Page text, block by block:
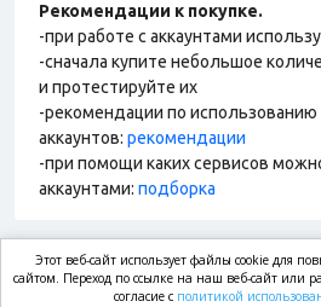
Рекомендации к покупке.
-при работе с аккаунтами
-сначала купите небольшое
и протестируйте их
-рекомендации по использованию
аккаунтов: рекомендации
-при помощи каких сервисов
аккаунтами: подборка
market.com
Этот веб-сайт использует файлы cookie для
сайтом. Переход по ссылке на наш веб-сайт или
согласие с политикой